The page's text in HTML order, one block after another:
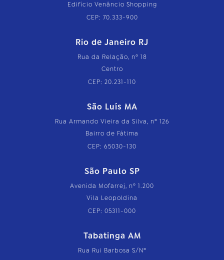
Edifício Venâncio Shopping
CEP: 70.333-900
Rio de Janeiro RJ
Rua da Relação, nº 18
Centro
CEP: 20.231-110
São Luís MA
Rua Armando Vieira da Silva, nº 126
Bairro de Fátima
CEP: 65030-130
São Paulo SP
Avenida Mofarrej, nº 1.200
Vila Leopoldina
CEP: 05311-000
Tabatinga AM
Rua Rui Barbosa S/Nº